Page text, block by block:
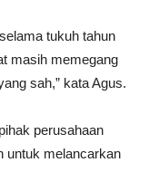
tukuh tahun
masih memegang
sah,” kata Agus.
perusahaan
untuk melancarkan